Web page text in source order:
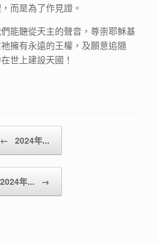
而是為了作見證。
能聽從天主的聲音，尊崇耶穌基
擁有永遠的王權，及願意追隨
世上建設天國！
← 2024年...
2024年... →